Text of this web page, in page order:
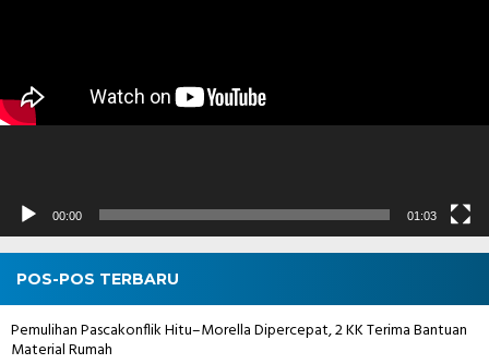
00:00 01:03
POS-POS TERBARU
Pemulihan Pascakonflik Hitu–Morella Dipercepat, 2 KK Terima Bantuan
Material Rumah